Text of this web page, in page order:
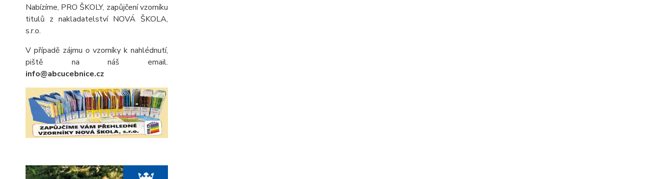
Nabízíme, PRO ŠKOLY, zapůjčení vzorníku
titulů z nakladatelství NOVÁ ŠKOLA,
s.r.o.
V případě zájmu o vzorníky k nahlédnutí,
piště na náš email.
info@abcucebnice.cz